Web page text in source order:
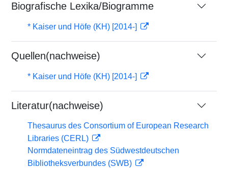
Biografische Lexika/Biogramme
* Kaiser und Höfe (KH) [2014-]
Quellen(nachweise)
* Kaiser und Höfe (KH) [2014-]
Literatur(nachweise)
Thesaurus des Consortium of European Research
Libraries (CERL)
Normdateneintrag des Südwestdeutschen
Bibliotheksverbundes (SWB)